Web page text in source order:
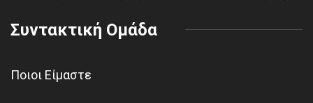
Συντακτική Ομάδα
Ποιοι Είμαστε